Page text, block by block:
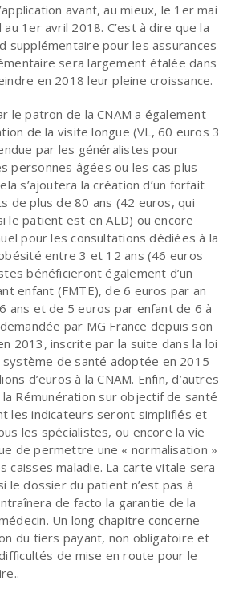
avant, au mieux, le 1er mai
1er avril 2018. C’est à dire que la
supplémentaire pour les assurances
sera largement étalée dans
en 2018 leur pleine croissance.
le patron de la CNAM a également
de la visite longue (VL, 60 euros 3
par les généralistes pour
personnes âgées ou les cas plus
s’ajoutera la création d’un forfait
de plus de 80 ans (42 euros, qui
le patient est en ALD) ou encore
pour les consultations dédiées à la
entre 3 et 12 ans (46 euros
bénéficieront également d’un
enfant (FMTE), de 6 euros par an
ans et de 5 euros par enfant de 6 à
par MG France depuis son
2013, inscrite par la suite dans la loi
de santé adoptée en 2015
d’euros à la CNAM. Enfin, d’autres
Rémunération sur objectif de santé
les indicateurs seront simplifiés et
les spécialistes, ou encore la vie
de permettre une « normalisation »
caisses maladie. La carte vitale sera
le dossier du patient n’est pas à
de facto la garantie de la
Un long chapitre concerne
du tiers payant, non obligatoire et
de mise en route pour le